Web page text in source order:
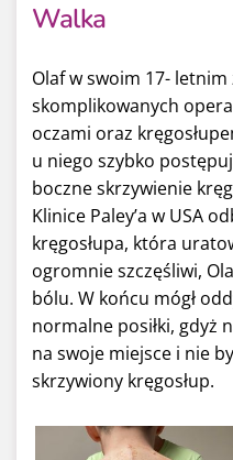
Walka
Olaf w swoim 17- letnim
skomplikowanych
oczami oraz
u niego szybko
boczne skrzywienie
Klinice Paley’a w USA
kręgosłupa, która
ogromnie szczęśliwi,
bólu. W końcu mógł
normalne posiłki, gdyż
na swoje miejsce i nie
skrzywiony kręgosłup.